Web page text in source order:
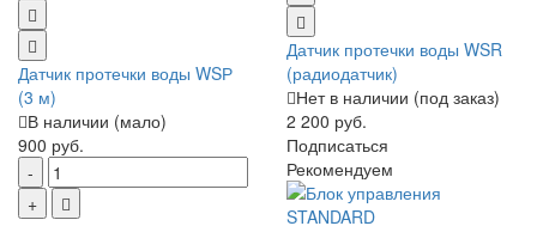
Датчик протечки воды WSР
(3 м)
В наличии (мало)
900 руб.
Датчик протечки воды WSR
(радиодатчик)
Нет в наличии (под заказ)
2 200 руб.
Подписаться
Рекомендуем